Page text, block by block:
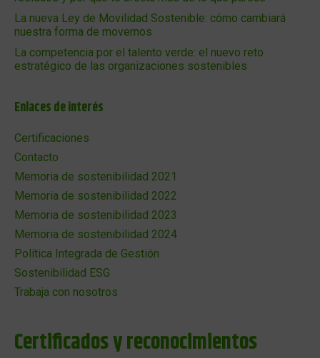
La nueva Ley de Movilidad Sostenible: cómo cambiará
nuestra forma de movernos
La competencia por el talento verde: el nuevo reto
estratégico de las organizaciones sostenibles
Enlaces de interés
Certificaciones
Contacto
Memoria de sostenibilidad 2021
Memoria de sostenibilidad 2022
Memoria de sostenibilidad 2023
Memoria de sostenibilidad 2024
Política Integrada de Gestión
Sostenibilidad ESG
Trabaja con nosotros
Certificados y reconocimientos